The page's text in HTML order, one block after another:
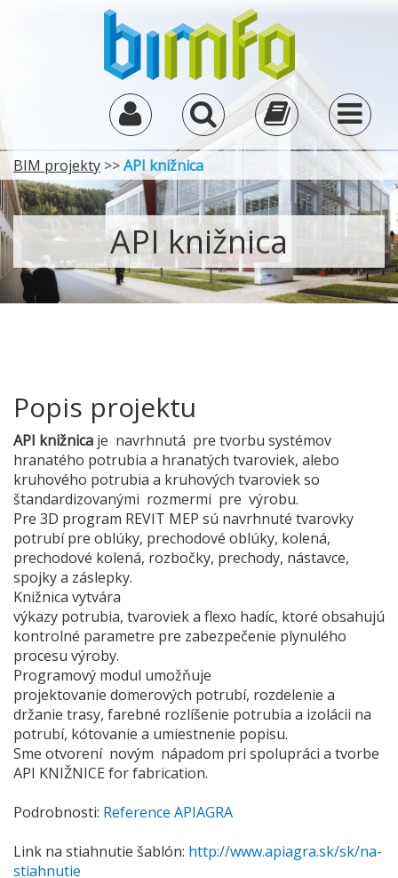
BIM projekty >>API knižnica
API knižnica
Popis projektu
API knižnica je navrhnutá pre tvorbu systémov
hranatého potrubia a hranatých tvaroviek, alebo
kruhového potrubia a kruhových tvaroviek so
štandardizovanými rozmermi pre výrobu.
Pre 3D program REVIT MEP sú navrhnuté tvarovky
potrubí pre oblúky, prechodové oblúky, kolená,
prechodové kolená, rozbočky, prechody, nástavce,
spojky a záslepky.
Knižnica vytvára
výkazy potrubia, tvaroviek a flexo hadíc, ktoré obsahujú
kontrolné parametre pre zabezpečenie plynulého
procesu výroby.
Programový modul umožňuje
projektovanie domerových potrubí, rozdelenie a
držanie trasy, farebné rozlíšenie potrubia a izolácii na
potrubí, kótovanie a umiestnenie popisu.
Sme otvorení novým nápadom pri spolupráci a tvorbe
API KNIŽNICE for fabrication.
Podrobnosti: Reference APIAGRA
Link na stiahnutie šablón: http://www.apiagra.sk/sk/na-
stiahnutie